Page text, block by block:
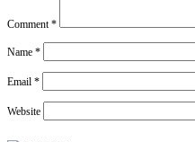
Comment *
Name *
Email *
Website